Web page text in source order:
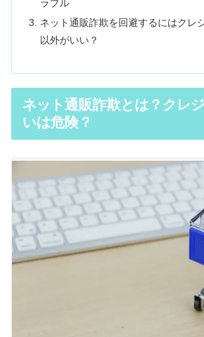
ラブル
ネット通販詐欺を回避するにはクレ
以外がいい？
ネット通販詐欺とは？クレ
いは危険？